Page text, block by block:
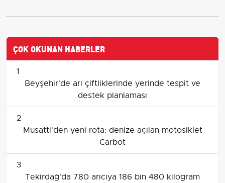
ÇOK OKUNAN HABERLER
1
Beyşehir'de arı çiftliklerinde yerinde tespit ve
destek planlaması
2
Musatti'den yeni rota: denize açılan motosiklet
Carbot
3
Tekirdağ'da 780 arıcıya 186 bin 480 kilogram